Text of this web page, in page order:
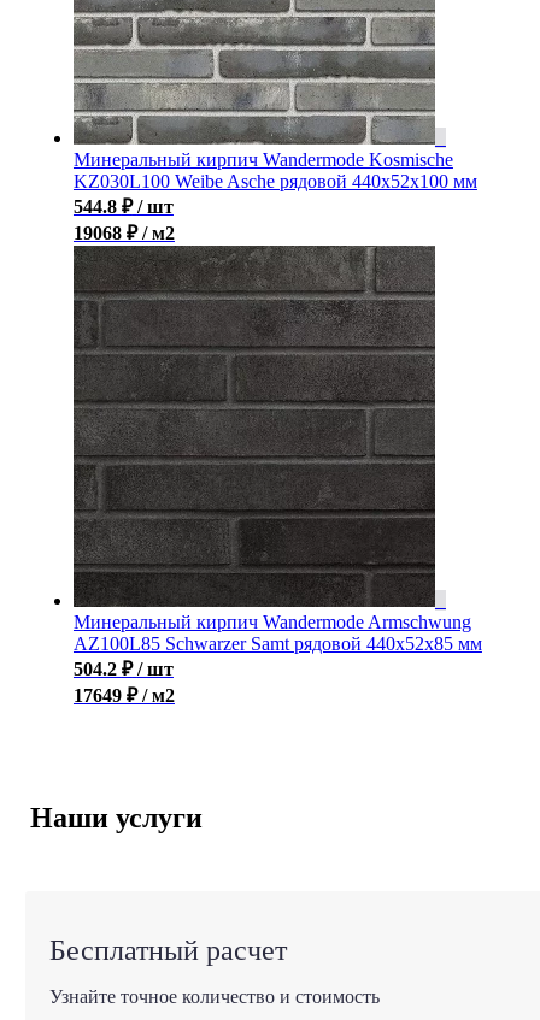
Минеральный кирпич Wandermode Kosmische
KZ030L100 Weibe Asche рядовой 440x52x100 мм
544.8 ₽ / шт
19068 ₽ / м2
Минеральный кирпич Wandermode Armschwung
AZ100L85 Schwarzer Samt рядовой 440x52x85 мм
504.2 ₽ / шт
17649 ₽ / м2
Наши услуги
Бесплатный расчет
Узнайте точное количество и стоимость